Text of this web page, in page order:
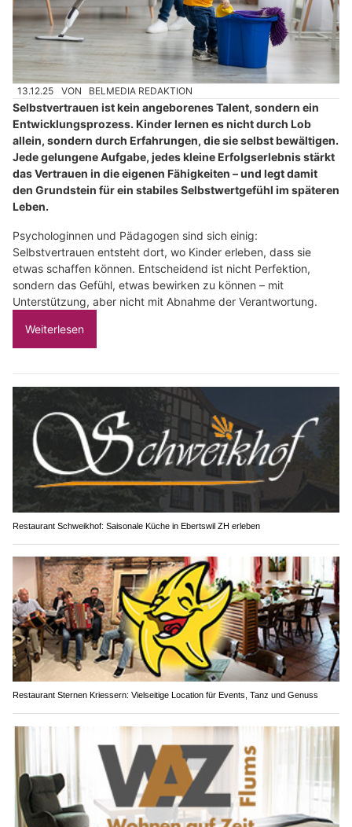
13.12.25 VON BELMEDIA REDAKTION
Selbstvertrauen ist kein angeborenes Talent, sondern ein
Entwicklungsprozess. Kinder lernen es nicht durch Lob
allein, sondern durch Erfahrungen, die sie selbst bewältigen.
Jede gelungene Aufgabe, jedes kleine Erfolgserlebnis stärkt
das Vertrauen in die eigenen Fähigkeiten – und legt damit
den Grundstein für ein stabiles Selbstwertgefühl im späteren
Leben.
Psychologinnen und Pädagogen sind sich einig:
Selbstvertrauen entsteht dort, wo Kinder erleben, dass sie
etwas schaffen können. Entscheidend ist nicht Perfektion,
sondern das Gefühl, etwas bewirken zu können – mit
Unterstützung, aber nicht mit Abnahme der Verantwortung.
Weiterlesen
Restaurant Schweikhof: Saisonale Küche in Ebertswil ZH erleben
Restaurant Sternen Kriessern: Vielseitige Location für Events, Tanz und Genuss